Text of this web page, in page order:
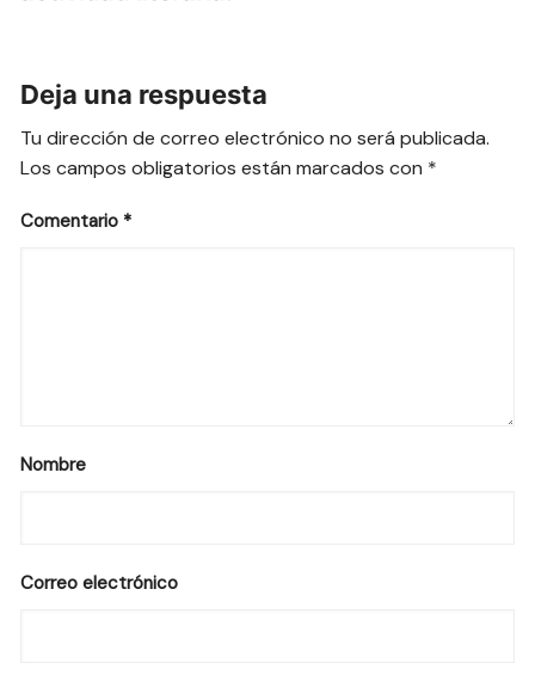
Deja una respuesta
Tu dirección de correo electrónico no será publicada.
Los campos obligatorios están marcados con *
Comentario *
Nombre
Correo electrónico